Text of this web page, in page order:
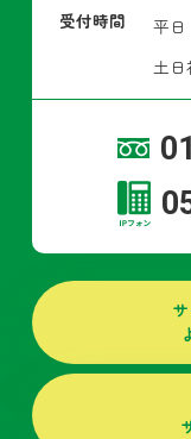
受付時間
平日
土日